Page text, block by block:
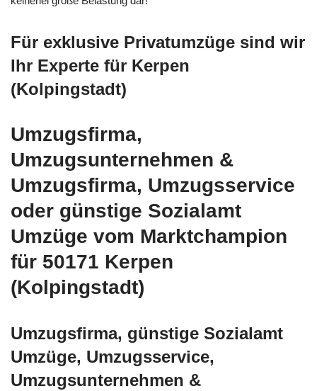
Für exklusive Privatumzüge sind wir
Ihr Experte für Kerpen
(Kolpingstadt)
Umzugsfirma,
Umzugsunternehmen &
Umzugsfirma, Umzugsservice
oder günstige Sozialamt
Umzüge vom Marktchampion
für 50171 Kerpen
(Kolpingstadt)
Umzugsfirma, günstige Sozialamt
Umzüge, Umzugsservice,
Umzugsunternehmen &